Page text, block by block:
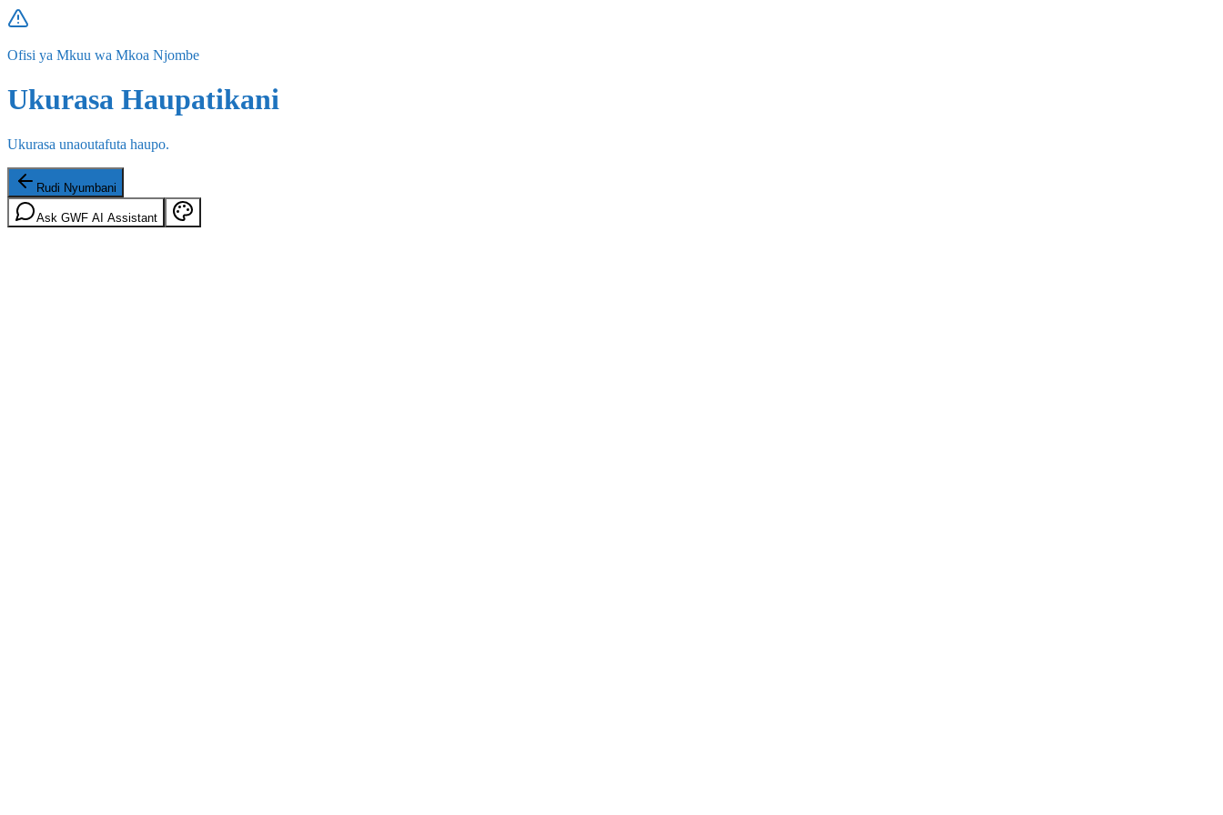
Ofisi ya Mkuu wa Mkoa Njombe
Ukurasa Haupatikani
Ukurasa unaoutafuta haupo.
Rudi Nyumbani
Ask GWF AI Assistant